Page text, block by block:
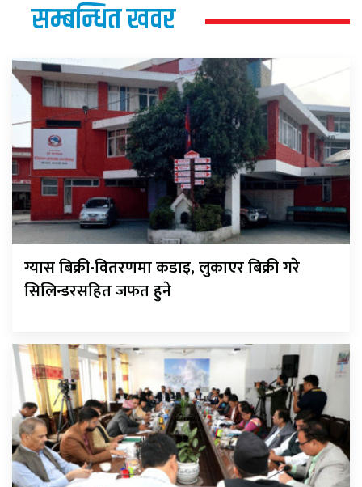
सम्बन्धित खवर
ग्यास बिक्री-वितरणमा कडाइ, लुकाएर बिक्री गरे
सिलिन्डरसहित जफत हुने